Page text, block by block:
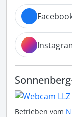
Betrieben vom